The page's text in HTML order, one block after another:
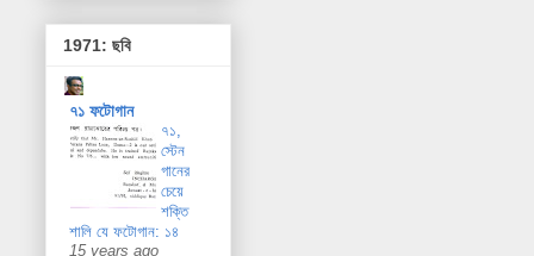
1971: ছবি
৭১ ফটোগান
৭১,
স্টেন
গানের
চেয়ে
শক্তি
শালি যে ফটোগান: ১৪
15 years ago